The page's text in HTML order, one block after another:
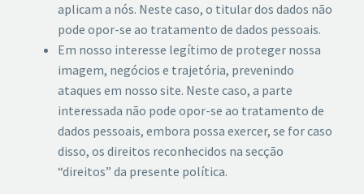
aplicam a nós. Neste caso, o titular dos dados não
pode opor-se ao tratamento de dados pessoais.
Em nosso interesse legítimo de proteger nossa
imagem, negócios e trajetória, prevenindo
ataques em nosso site. Neste caso, a parte
interessada não pode opor-se ao tratamento de
dados pessoais, embora possa exercer, se for caso
disso, os direitos reconhecidos na secção
“direitos” da presente política.